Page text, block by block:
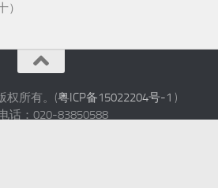
）
权所有。(粤ICP备15022204号-1 )
话：020-83850588